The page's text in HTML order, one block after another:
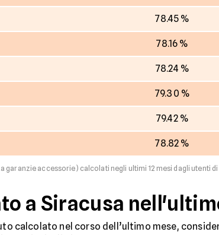
78.45 %
78.16 %
78.24 %
79.30 %
79.42 %
78.82 %
garanzie accessorie) calcolati negli ultimi 12 mesi dagli utenti
a Siracusa
calcolato nel corso dell’ultimo mese,